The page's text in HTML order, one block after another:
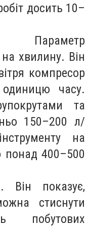
досить 10–
Параметр
хвилину. Він
компресор
часу.
та
150–200 л/
на
понад 400–500
Він показує,
стиснути
побутових